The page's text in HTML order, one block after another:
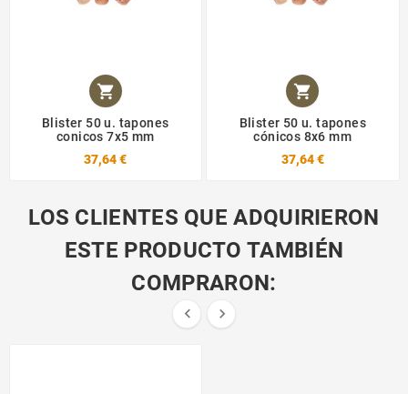

Blister 50 u. tapones
conicos 7x5 mm
37,64 €

Blister 50 u. tapones
cónicos 8x6 mm
37,64 €
LOS CLIENTES QUE ADQUIRIERON
ESTE PRODUCTO TAMBIÉN
COMPRARON:
 